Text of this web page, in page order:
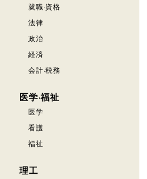
就職·資格
法律
政治
経済
会計·税務
医学·福祉
医学
看護
福祉
理工